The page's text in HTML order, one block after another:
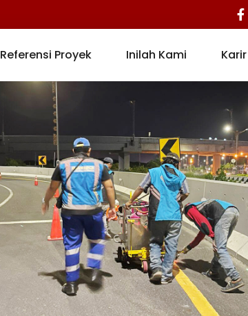
Referensi Proyek Inilah Kami Karir